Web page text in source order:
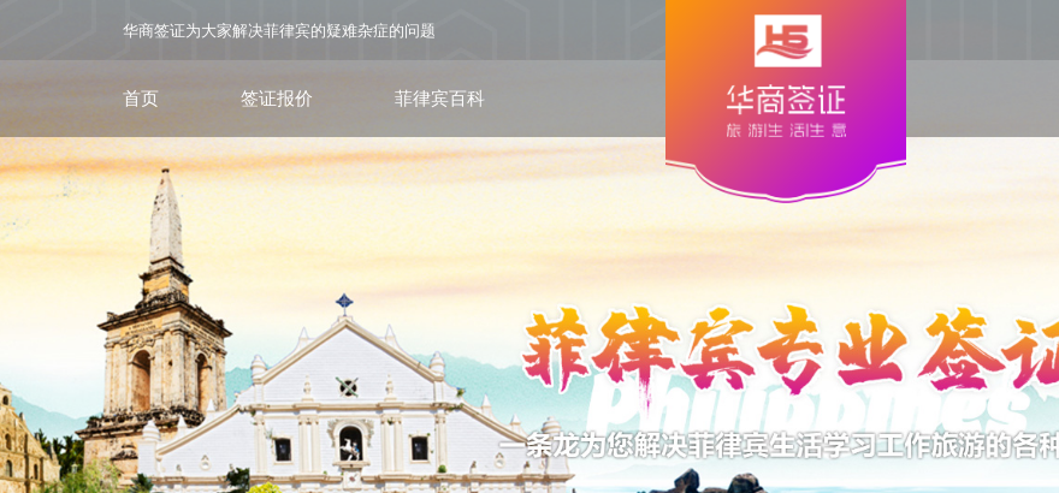
华商签证为大家解决菲律宾的疑难杂症的问题
首页 签证报价 菲律宾百科